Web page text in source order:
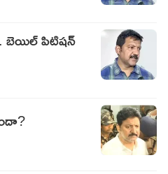
బెయిల్ పిటిషన్